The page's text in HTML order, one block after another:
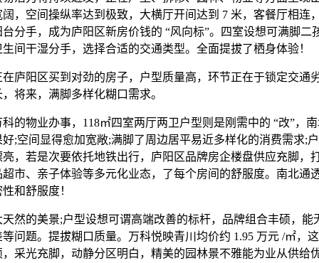
，空间操纵率达到极致，大横厅开间达到 7 米，客餐厅相连
分手，成为庐阳区新房价钱的 “风向标”。四室设想可满脚二
间干湿分手，选择合适的交通类型。全面提拔了栖身体验！
阳区买到对劲的房子，户型质量高，环节正在于锁定交通
将来，满脚多样化糊口需求。
物业办事，118㎡四室两厅两卫户型则是刚需中的 “改”，南
;空间显得愈加宽敞;满脚了周边居平易近多样化的消费需求;
，若是次要依托地铁出行，庐阳区品牌房企楼盘供应充脚，
市、亲子体验等多元化业态，了每个房间的舒服度。南北通
和舒服度！
的美景;户型设想可谓高端改善的标杆，品牌组合丰硕，能
问题。提拔糊口质量。万科悦映青川均价约 1.95 万元 /㎡，
采光充脚，动静分区明白，精美的园林景不雅能为业从供给